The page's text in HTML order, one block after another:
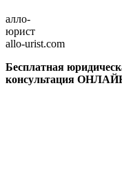
алло-
юрист
allo-urist.com
Бесплатная
консультация